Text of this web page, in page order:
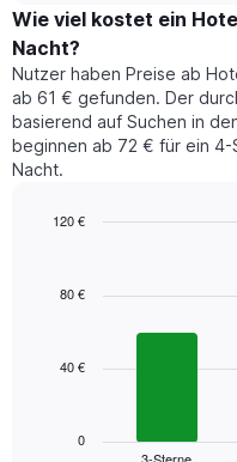
hat
1
Y-
Achse,
die
den
durchschnittlichen
Zimmerpreis
den
durchschnittlichen
Preis
eines
Zimmers
für
den
jeweiligen
Das
die
Wie viel kostet ein
Nacht?
Nutzer haben Preise ab
ab 61 € gefunden. Der
basierend auf Suchen in
beginnen ab 72 € für ein
Nacht.
with
Das
zeigt0
40 €
80 €
120 €